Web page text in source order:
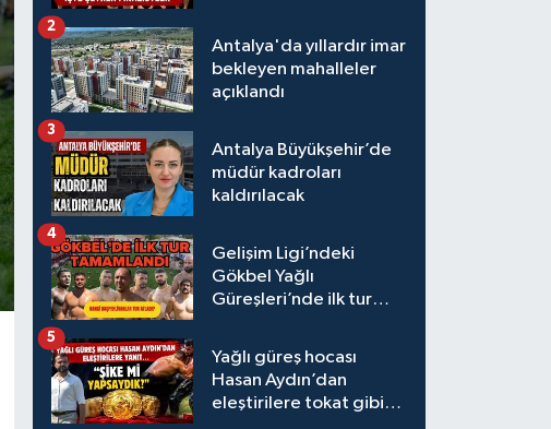
Gürbüz elendi!
Antalya'da yıllardır imar
bekleyen mahalleler
açıklandı
2
Antalya Büyükşehir’de
müdür kadroları
kaldırılacak
3
Gelişim Ligi’ndeki
Gökbel Yağlı
Güreşleri’nde ilk tur
4
Yağlı güreş hocası
Hasan Aydın’dan
eleştirilere tokat gibi
5